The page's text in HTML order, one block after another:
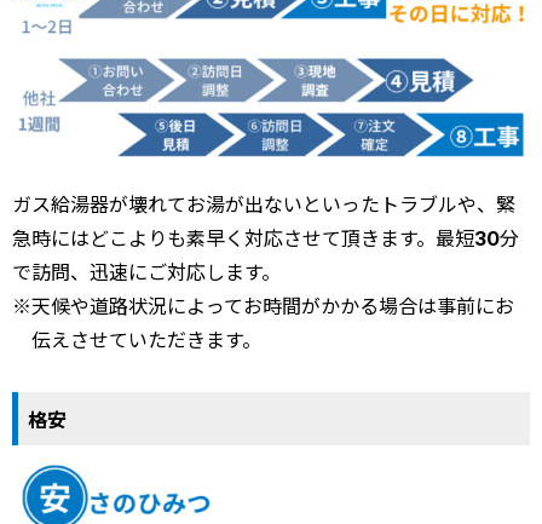
ガス給湯器が壊れてお湯が出ないといったトラブルや、緊
急時にはどこよりも素早く対応させて頂きます。最短30分
で訪問、迅速にご対応します。
※天候や道路状況によってお時間がかかる場合は事前にお
伝えさせていただきます。
格安